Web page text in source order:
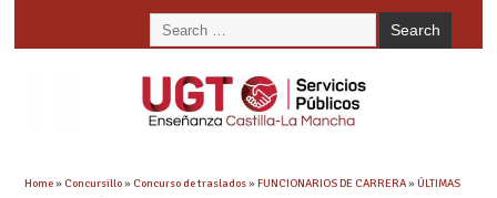
Home» Concursillo» Concurso de traslados»FUNCIONARIOS DE CARRERA»ÚLTIMAS